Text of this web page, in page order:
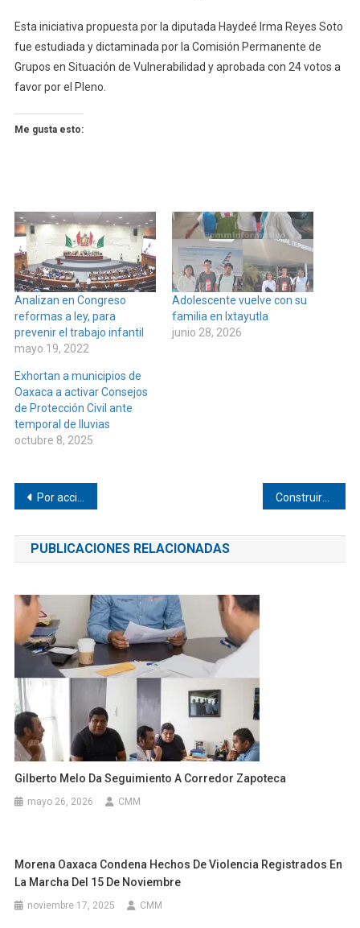
Esta iniciativa propuesta por la diputada Haydeé Irma Reyes Soto
fue estudiada y dictaminada por la Comisión Permanente de
Grupos en Situación de Vulnerabilidad y aprobada con 24 votos a
favor por el Pleno.
Me gusta esto:
Analizan en Congreso
reformas a ley, para
prevenir el trabajo infantil
mayo 19, 2022
Adolescente vuelve con su
familia en Ixtayutla
junio 28, 2026
Exhortan a municipios de
Oaxaca a activar Consejos
de Protección Civil ante
temporal de lluvias
octubre 8, 2025
Navegación
de
entradas
Por accidente se dispara un hombre en Mechoacán Construirán cuartel regional en Pinotepa
PUBLICACIONES RELACIONADAS
Gilberto Melo Da Seguimiento A Corredor Zapoteca
mayo 26, 2026 CMM
Morena Oaxaca Condena Hechos De Violencia Registrados En
La Marcha Del 15 De Noviembre
noviembre 17, 2025 CMM